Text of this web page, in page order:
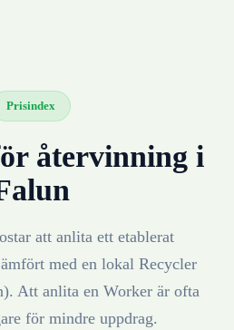
Prisindex
återvinning i
att anlita ett etablerat
med en lokal Recycler
Att anlita en Worker är ofta
för mindre uppdrag.